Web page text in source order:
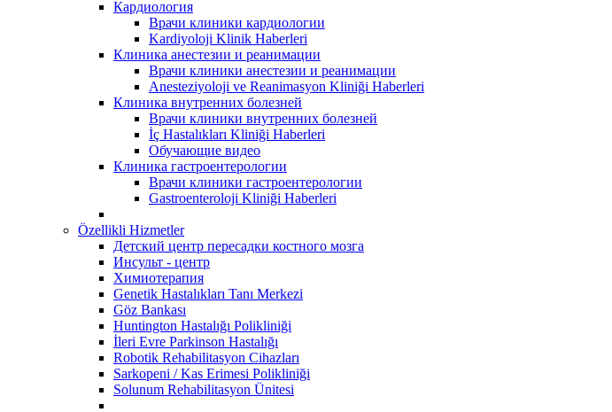
Кардиология
Врачи клиники кардиологии
Kardiyoloji Klinik Haberleri
Клиника анестезии и реанимации
Врачи клиники анестезии и реанимации
Anesteziyoloji ve Reanimasyon Kliniği Haberleri
Клиника внутренних болезней
Врачи клиники внутренних болезней
İç Hastalıkları Kliniği Haberleri
Обучающие видео
Клиника гастроентерологии
Врачи клиники гастроентерологии
Gastroenteroloji Kliniği Haberleri
Özellikli Hizmetler
Детский центр пересадки костного мозга
Инсульт - центр
Химиотерапия
Genetik Hastalıkları Tanı Merkezi
Göz Bankası
Huntington Hastalığı Polikliniği
İleri Evre Parkinson Hastalığı
Robotik Rehabilitasyon Cihazları
Sarkopeni / Kas Erimesi Polikliniği
Solunum Rehabilitasyon Ünitesi